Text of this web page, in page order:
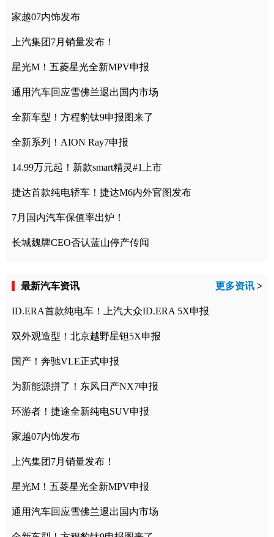
家越07内饰发布
上汽集团7月销量发布！
星光M！五菱星光全新MPV申报
通用汽车回应雪佛兰退出国内市场
全新车型！方程豹钛9申报图来了
全新系列！AION Ray7申报
14.99万元起！新款smart精灵#1上市
捷达首款纯电轿车！捷达M6内外官图发布
7月国内汽车保值率出炉！
长城魏牌CEO否认蓝山停产传闻
最新汽车资讯 更多资讯 >
ID.ERA首款纯电车！上汽大众ID.ERA 5X申报
双外观造型！北京越野星钽5X申报
国产！奔驰VLE正式申报
为新能源拼了！东风日产NX7申报
环游者！捷途全新纯电SUV申报
家越07内饰发布
上汽集团7月销量发布！
星光M！五菱星光全新MPV申报
通用汽车回应雪佛兰退出国内市场